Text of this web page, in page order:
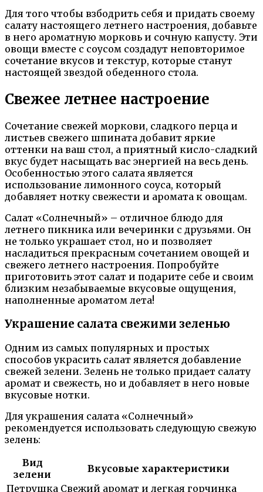
Для того чтобы взбодрить себя и придать своему
салату настоящего летнего настроения, добавьте
в него ароматную морковь и сочную капусту. Эти
овощи вместе с соусом создадут неповторимое
сочетание вкусов и текстур, которые станут
настоящей звездой обеденного стола.
Свежее летнее настроение
Сочетание свежей моркови, сладкого перца и
листьев свежего шпината добавит яркие
оттенки на ваш стол, а приятный кисло-сладкий
вкус будет насыщать вас энергией на весь день.
Особенностью этого салата является
использование лимонного соуса, который
добавляет нотку свежести и аромата к овощам.
Салат «Солнечный» – отличное блюдо для
летнего пикника или вечеринки с друзьями. Он
не только украшает стол, но и позволяет
насладиться прекрасным сочетанием овощей и
свежего летнего настроения. Попробуйте
приготовить этот салат и подарите себе и своим
близким незабываемые вкусовые ощущения,
наполненные ароматом лета!
Украшение салата свежими зеленью
Одним из самых популярных и простых
способов украсить салат является добавление
свежей зелени. Зелень не только придает салату
аромат и свежесть, но и добавляет в него новые
вкусовые нотки.
Для украшения салата «Солнечный»
рекомендуется использовать следующую свежую
зелень:
Вид
зелени
Вкусовые характеристики
Петрушка Свежий аромат и легкая горчинка